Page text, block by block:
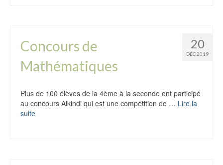
20
DÉC 2019
Concours de
Mathématiques
Plus de 100 élèves de la 4ème à la seconde ont participé
au concours Alkindi qui est une compétition de … Lire la
suite